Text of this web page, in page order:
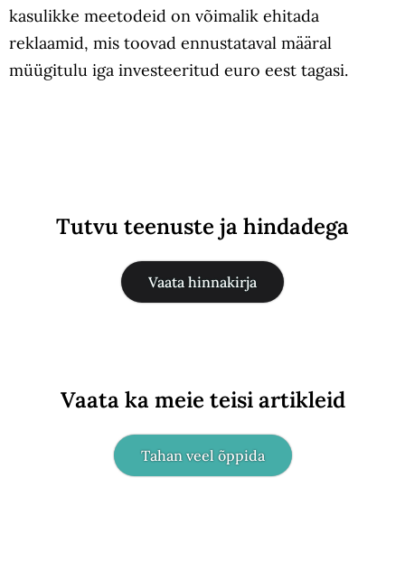
kasulikke meetodeid on võimalik ehitada
reklaamid, mis toovad ennustataval määral
müügitulu iga investeeritud euro eest tagasi.
Tutvu teenuste ja hindadega
Vaata hinnakirja
Vaata ka meie teisi artikleid
Tahan veel õppida